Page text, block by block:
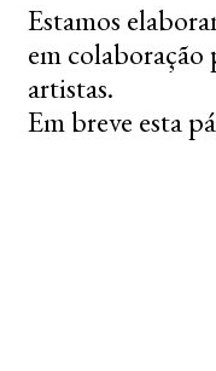
Estamos
em colaboração
artistas.
Em breve esta